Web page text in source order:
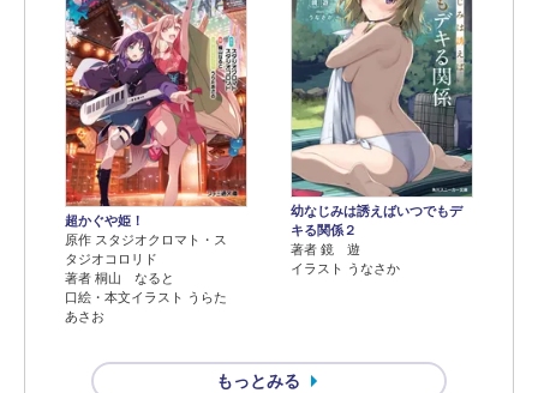
超かぐや姫！
原作 スタジオクロマト・ス
タジオコロリド
著者 桐山 なると
口絵・本文イラスト うらた
あさお
幼なじみは誘えばいつでもデ
キる関係２
著者 鏡 遊
イラスト うなさか
もっとみる